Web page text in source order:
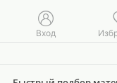
Вход